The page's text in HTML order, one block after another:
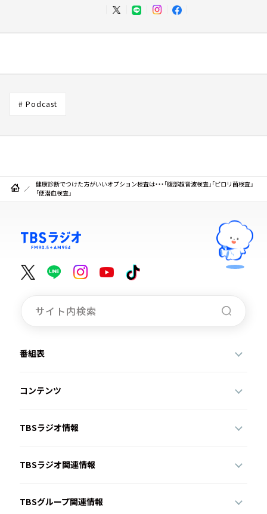
# Podcast
健康診断でつけた方がいいオプション検査は・・・「腹部超音波検査」「ピロリ菌検査」
「便潜血検査」
番組表
コンテンツ
TBSラジオ情報
TBSラジオ関連情報
TBSグループ関連情報